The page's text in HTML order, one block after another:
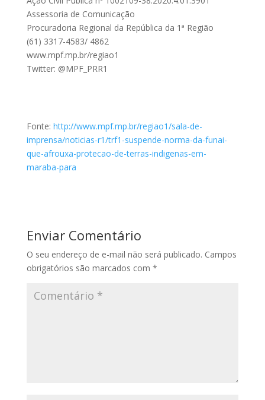
Assessoria de Comunicação
Procuradoria Regional da República da 1ª Região
(61) 3317-4583/ 4862
www.mpf.mp.br/regiao1
Twitter: @MPF_PRR1
Fonte: http://www.mpf.mp.br/regiao1/sala-de-
imprensa/noticias-r1/trf1-suspende-norma-da-funai-
que-afrouxa-protecao-de-terras-indigenas-em-
maraba-para
Enviar Comentário
O seu endereço de e-mail não será publicado. Campos
obrigatórios são marcados com *